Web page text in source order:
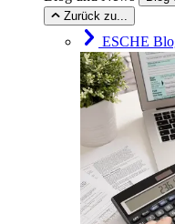
Zurück zu...
ESCHE